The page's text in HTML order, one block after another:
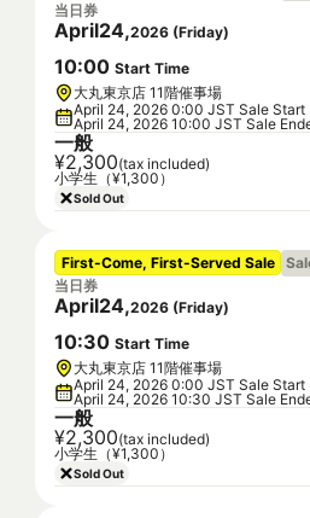
当日券
April24,2026 (Friday)
10:00 Start Time
大丸東京店 11階催事場
April 24, 2026 0:00 JST Sale Start
April 24, 2026 10:00 JST Sale
一般
¥2,300(tax included)
小学生（¥1,300）
Sold Out
First-Come, First-Served Sale
当日券
April24,2026 (Friday)
10:30 Start Time
大丸東京店 11階催事場
April 24, 2026 0:00 JST Sale Start
April 24, 2026 10:30 JST Sale
一般
¥2,300(tax included)
小学生（¥1,300）
Sold Out